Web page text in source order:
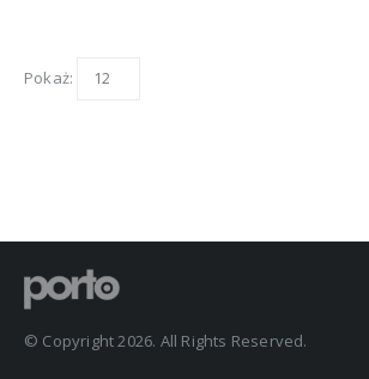
Pokaż:
© Copyright 2026. All Rights Reserved.